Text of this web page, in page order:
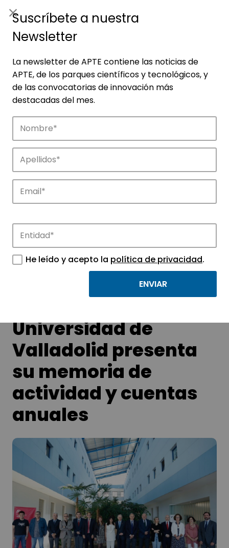
Noticias
Conoce las noticias más destacadas de
APTE y sus parques científicos y
tecnológicos.
Universidad de
Valladolid presenta
su memoria de
actividad y cuentas
anuales
Suscríbete a nuestra
Newsletter
La newsletter de APTE contiene las noticias de
APTE, de los parques científicos y tecnológicos, y
de las convocatorias de innovación más
destacadas del mes.
He leído y acepto la política de privacidad.